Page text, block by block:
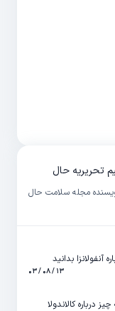
تحریریه حال
مجله سلامت حال
آنفولانزا بدانید
۱۳ / ۰۸ / ۰۳
درباره کالاندولا